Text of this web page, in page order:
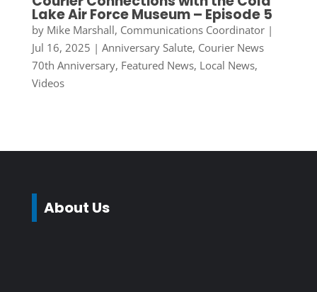
Lake Air Force Museum – Episode 5
by Mike Marshall, Communications Coordinator|
Jul 16, 2025 | Anniversary Salute, Courier News
70th Anniversary, Featured News, Local News,
Videos
About Us